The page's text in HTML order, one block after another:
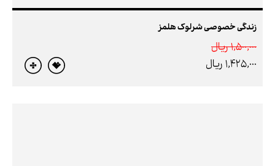
زندگی خصوصی شرلوک هلمز
1,500,000 ريال
1,425,000 ريال